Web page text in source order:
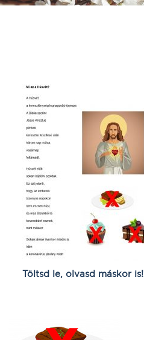
Töltsd le, olvasd máskor is!